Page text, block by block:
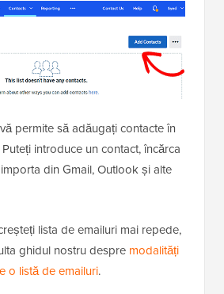
permite să adăugați contacte în
introduce un contact, încărca
din Gmail, Outlook și alte
lista de emailuri mai repede,
ghidul nostru despre modalități
o listă de emailuri.